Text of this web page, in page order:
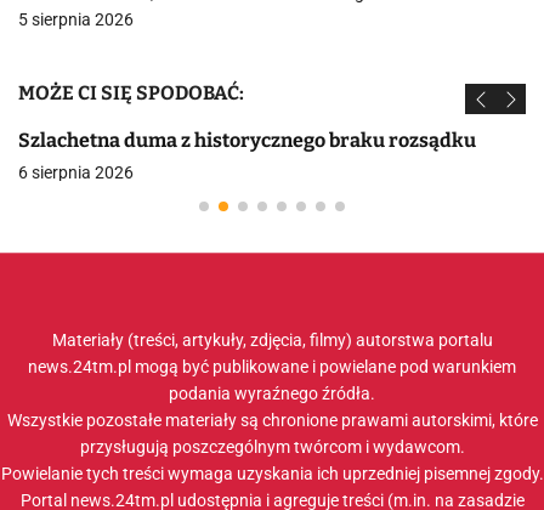
5 sierpnia 2026
MOŻE CI SIĘ SPODOBAĆ:
Szlachetna duma z historycznego braku rozsądku
6 sierpnia 2026
Materiały (treści, artykuły, zdjęcia, filmy) autorstwa portalu
news.24tm.pl mogą być publikowane i powielane pod warunkiem
podania wyraźnego źródła.
Wszystkie pozostałe materiały są chronione prawami autorskimi, które
przysługują poszczególnym twórcom i wydawcom.
Powielanie tych treści wymaga uzyskania ich uprzedniej pisemnej zgody.
Portal news.24tm.pl udostępnia i agreguje treści (m.in. na zasadzie